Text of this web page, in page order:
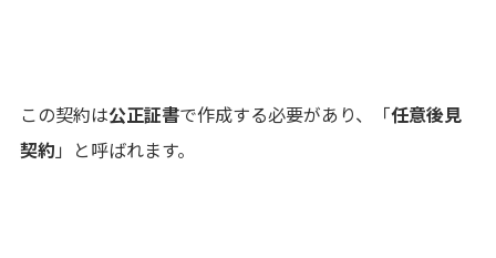
この契約は公正証書で作成する必要があり、「任意後見
契約 」と呼ばれます。